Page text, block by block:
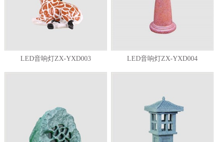
LED音响灯ZX-YXD003 LED音响灯ZX-YXD004